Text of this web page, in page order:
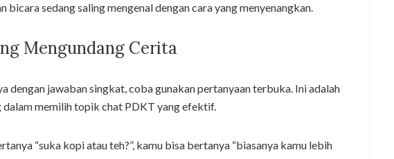
bicara sedang saling mengenal dengan cara yang menyenangkan.
Mengundang Cerita
dengan jawaban singkat, coba gunakan pertanyaan terbuka. Ini adalah
dalam memilih topik chat PDKT yang efektif.
“suka kopi atau teh?”, kamu bisa bertanya “biasanya kamu lebih